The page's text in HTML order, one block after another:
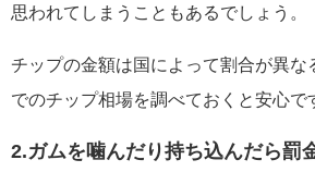
思われてしまうこともあるでしょう。
チップの金額は国によって割合が異な
でのチップ相場を調べておくと安心で
2.ガムを噛んだり持ち込んだら罰